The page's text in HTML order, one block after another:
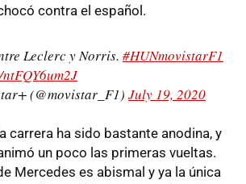
contra el español.
Leclerc y Norris. #HUNmovistarF1
(@movistar_F1) July 19, 2020
carrera ha sido bastante anodina, y
un poco las primeras vueltas.
Mercedes es abismal y ya la única